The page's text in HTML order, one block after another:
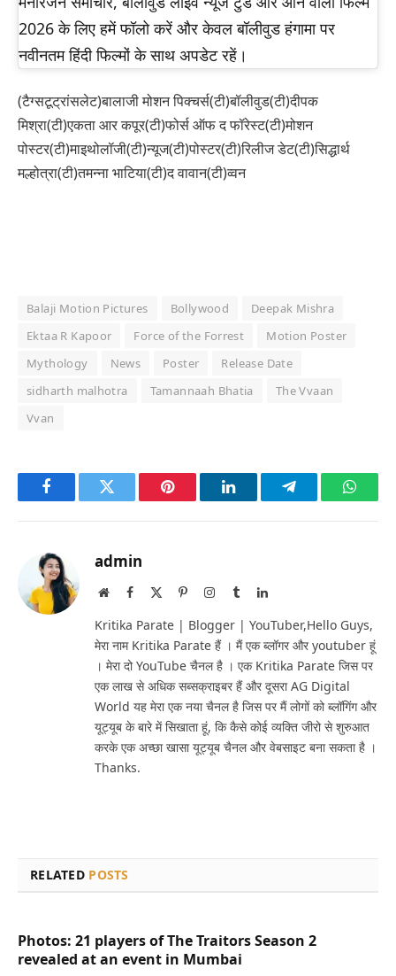
2026 के लिए हमें फॉलो करें और केवल बॉलीवुड हंगामा पर
नवीनतम हिंदी फिल्मों के साथ अपडेट रहें।
(टैग्सटूट्रांसलेट)बालाजी मोशन पिक्चर्स(टी)बॉलीवुड(टी)दीपक
मिश्रा(टी)एकता आर कपूर(टी)फोर्स ऑफ द फॉरेस्ट(टी)मोशन
पोस्टर(टी)माइथोलॉजी(टी)न्यूज(टी)पोस्टर(टी)रिलीज डेट(टी)सिद्धार्थ
मल्होत्रा(टी)तमन्ना भाटिया(टी)द वावान(टी)व्वन
Balaji Motion Pictures Bollywood
Deepak Mishra
Ektaa R Kapoor
Force of the Forrest
Motion Poster
Mythology
News Poster
Release Date
sidharth malhotra
Tamannaah Bhatia
The Vvaan
Vvan
FacebookTwitter Pinterest LinkedInTelegram
admin
WebsiteFacebook PinterestInstagram
TumblrLinkedIn
Kritika Parate | Blogger | YouTuber,Hello Guys,
मेरा नाम Kritika Parate हैं । मैं एक ब्लॉगर और youtuber हूं
। मेरा दो YouTube चैनल है । एक Kritika Parate जिस पर
एक लाख से अधिक सब्सक्राइबर हैं और दूसरा AG Digital
World यह मेरा एक नया चैनल है जिस पर मैं लोगों को ब्लॉगिंग और
यूट्यूब के बारे में सिखाता हूं, कि कैसे कोई व्यक्ति जीरो से शुरुआत
करके एक अच्छा खासा यूट्यूब चैनल और वेबसाइट बना सकता है ।
Thanks.
RELATED POSTS
Photos: 21 players of The Traitors Season 2
revealed at an event in Mumbai